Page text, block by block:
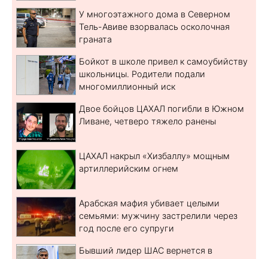
У многоэтажного дома в Северном
Тель-Авиве взорвалась осколочная
граната
Бойкот в школе привел к самоубийству
школьницы. Родители подали
многомиллионный иск
Двое бойцов ЦАХАЛ погибли в Южном
Ливане, четверо тяжело ранены
ЦАХАЛ накрыл «Хизбаллу» мощным
артиллерийским огнем
Арабская мафия убивает целыми
семьями: мужчину застрелили через
год после его супруги
Бывший лидер ШАС вернется в